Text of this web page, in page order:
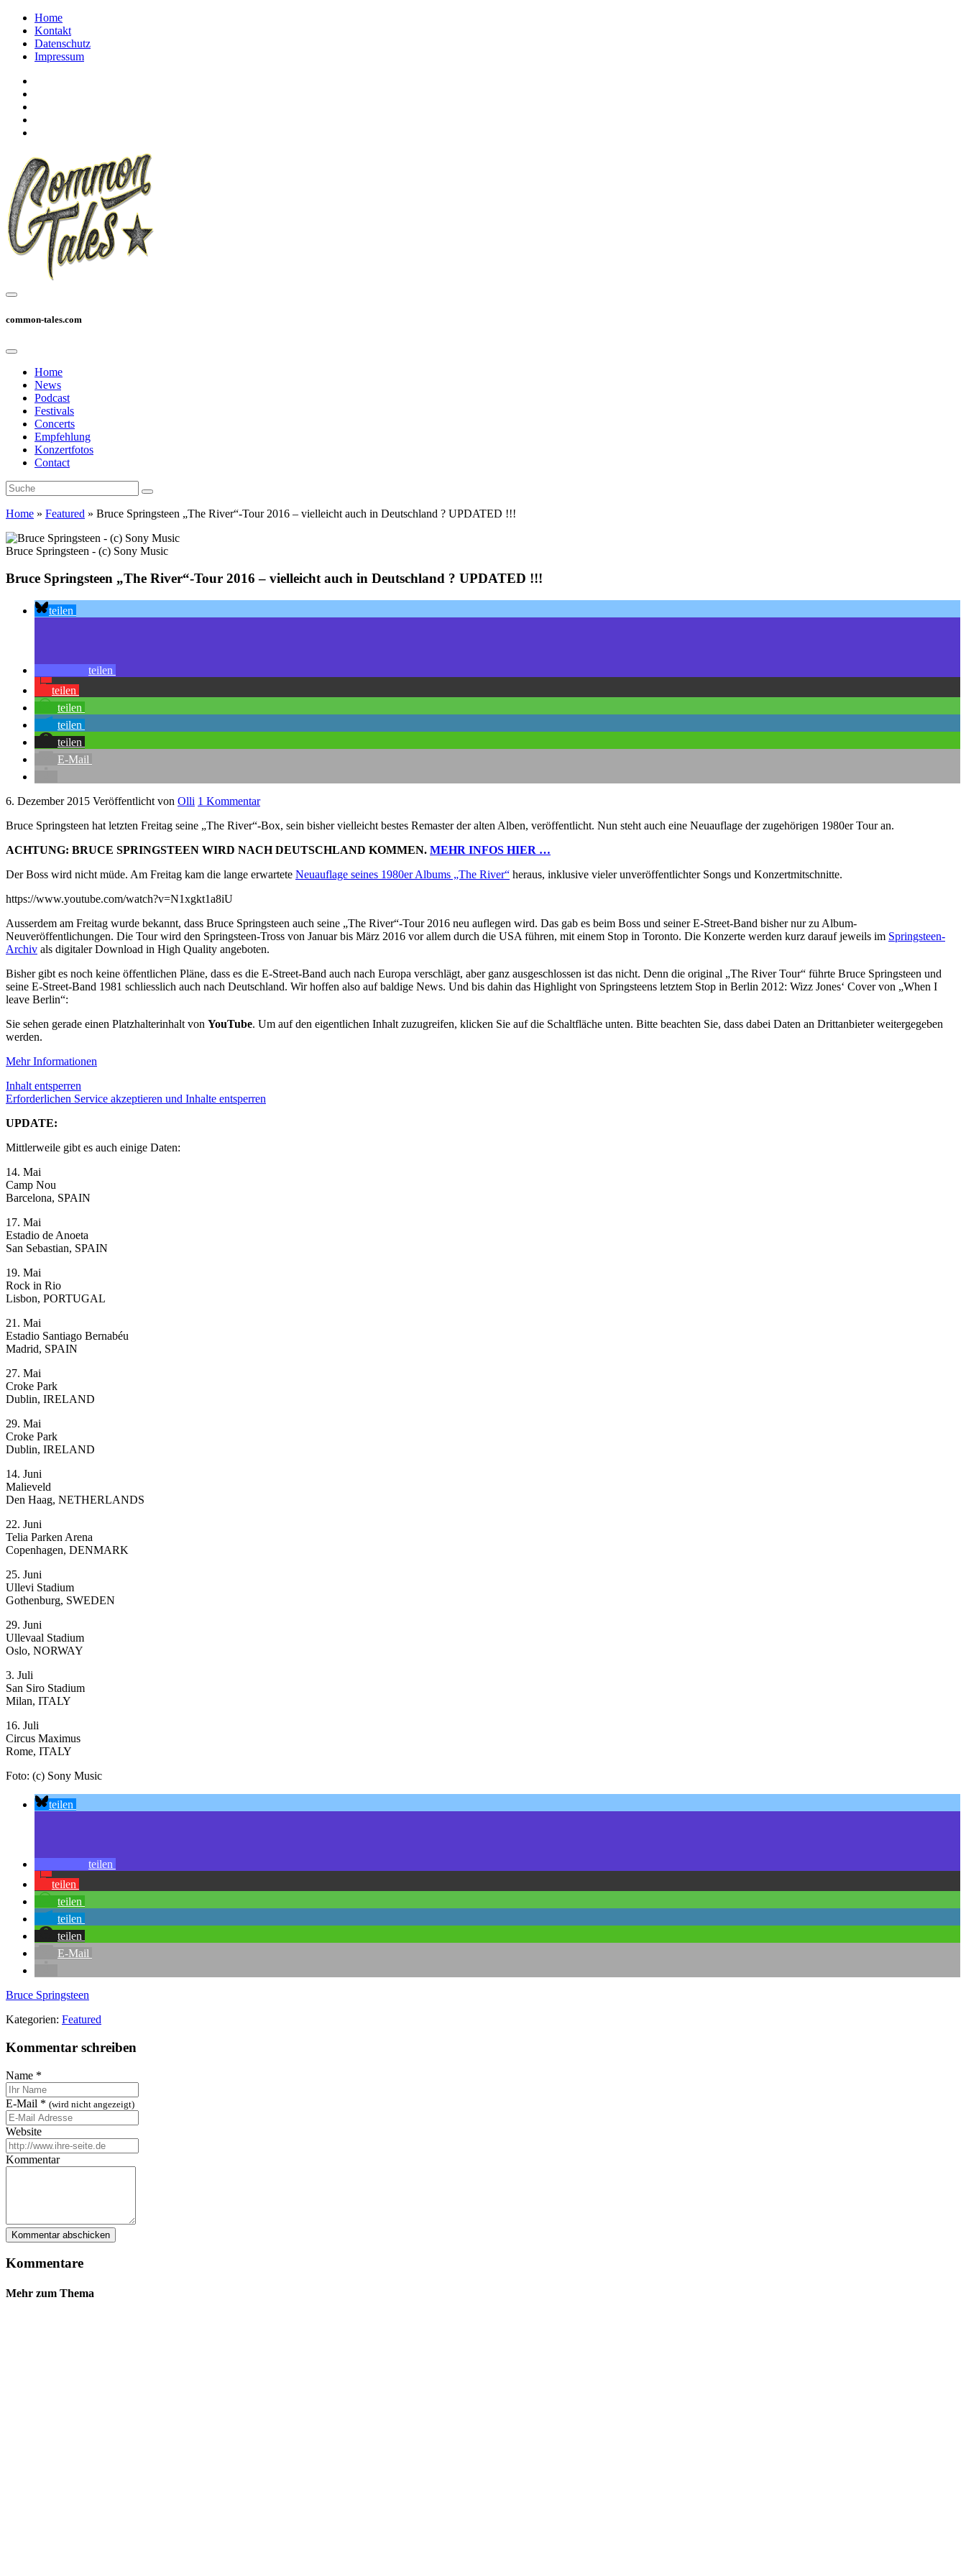
Home
Kontakt
Datenschutz
Impressum
common-tales.com
Home
News
Podcast
Festivals
Concerts
Empfehlung
Konzertfotos
Contact
Home » Featured » Bruce Springsteen „The River“-Tour 2016 – vielleicht auch in Deutschland ? UPDATED !!!
Bruce Springsteen - (c) Sony Music
Bruce Springsteen „The River“-Tour 2016 – vielleicht auch in Deutschland ? UPDATED !!!
teilen
teilen
teilen
teilen
teilen
teilen
E-Mail
6. Dezember 2015 Veröffentlicht von Olli 1 Kommentar
Bruce Springsteen hat letzten Freitag seine „The River“-Box, sein bisher vielleicht bestes Remaster der alten Alben, veröffentlicht. Nun steht auch eine Neuauflage der zugehörigen 1980er Tour an.
ACHTUNG: BRUCE SPRINGSTEEN WIRD NACH DEUTSCHLAND KOMMEN. MEHR INFOS HIER …
Der Boss wird nicht müde. Am Freitag kam die lange erwartete Neuauflage seines 1980er Albums „The River“ heraus, inklusive vieler unveröffentlichter Songs und Konzertmitschnitte.
https://www.youtube.com/watch?v=N1xgkt1a8iU
Ausserdem am Freitag wurde bekannt, dass Bruce Springsteen auch seine „The River“-Tour 2016 neu auflegen wird. Das gab es beim Boss und seiner E-Street-Band bisher nur zu Album-
Neuveröffentlichungen. Die Tour wird den Springsteen-Tross von Januar bis März 2016 vor allem durch die USA führen, mit einem Stop in Toronto. Die Konzerte werden kurz darauf jeweils im Springsteen-
Archiv als digitaler Download in High Quality angeboten.
Bisher gibt es noch keine öffentlichen Pläne, dass es die E-Street-Band auch nach Europa verschlägt, aber ganz ausgeschlossen ist das nicht. Denn die original „The River Tour“ führte Bruce Springsteen und
seine E-Street-Band 1981 schliesslich auch nach Deutschland. Wir hoffen also auf baldige News. Und bis dahin das Highlight von Springsteens letztem Stop in Berlin 2012: Wizz Jones‘ Cover von „When I
leave Berlin“:
Sie sehen gerade einen Platzhalterinhalt von YouTube. Um auf den eigentlichen Inhalt zuzugreifen, klicken Sie auf die Schaltfläche unten. Bitte beachten Sie, dass dabei Daten an Drittanbieter weitergegeben
werden.
Mehr Informationen
Inhalt entsperren
Erforderlichen Service akzeptieren und Inhalte entsperren
UPDATE:
Mittlerweile gibt es auch einige Daten:
14. Mai
Camp Nou
Barcelona, SPAIN
17. Mai
Estadio de Anoeta
San Sebastian, SPAIN
19. Mai
Rock in Rio
Lisbon, PORTUGAL
21. Mai
Estadio Santiago Bernabéu
Madrid, SPAIN
27. Mai
Croke Park
Dublin, IRELAND
29. Mai
Croke Park
Dublin, IRELAND
14. Juni
Malieveld
Den Haag, NETHERLANDS
22. Juni
Telia Parken Arena
Copenhagen, DENMARK
25. Juni
Ullevi Stadium
Gothenburg, SWEDEN
29. Juni
Ullevaal Stadium
Oslo, NORWAY
3. Juli
San Siro Stadium
Milan, ITALY
16. Juli
Circus Maximus
Rome, ITALY
Foto: (c) Sony Music
teilen
teilen
teilen
teilen
teilen
teilen
E-Mail
Bruce Springsteen
Kategorien: Featured
Kommentar schreiben
Name *
E-Mail * (wird nicht angezeigt)
Website
Kommentar
Kommentare
Mehr zum Thema